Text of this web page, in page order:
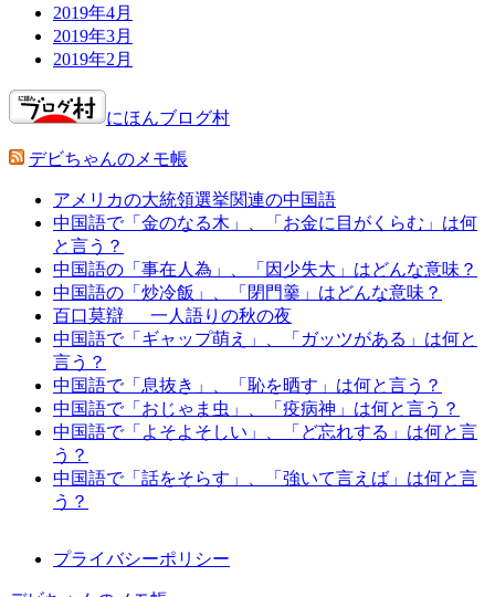
2019年4月
2019年3月
2019年2月
にほんブログ村
デビちゃんのメモ帳
アメリカの大統領選挙関連の中国語
中国語で「金のなる木」、「お金に目がくらむ」は何
と言う？
中国語の「事在人為」、「因少失大」はどんな意味？
中国語の「炒冷飯」、「閉門羹」はどんな意味？
百口莫辯 一人語りの秋の夜
中国語で「ギャップ萌え」、「ガッツがある」は何と
言う？
中国語で「息抜き」、「恥を晒す」は何と言う？
中国語で「おじゃま虫」、「疫病神」は何と言う？
中国語で「よそよそしい」、「ど忘れする」は何と言
う？
中国語で「話をそらす」、「強いて言えば」は何と言
う？
プライバシーポリシー